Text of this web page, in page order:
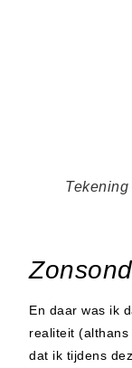
En daar was ik
realiteit
dat ik tijdens